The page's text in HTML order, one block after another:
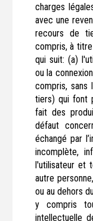
charges
avec une
recours de
compris, à
qui suit: (a)
ou la
compris, sans
tiers) qui font
fait des
défaut
échangé par
incomplète,
l'utilisateur et
autre
ou au dehors
y compris
intellectuelle